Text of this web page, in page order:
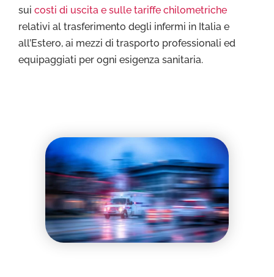
sui costi di uscita e sulle tariffe chilometriche
relativi al trasferimento degli infermi in Italia e
all’Estero, ai mezzi di trasporto professionali ed
equipaggiati per ogni esigenza sanitaria.